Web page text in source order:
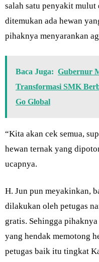
salah satu penyakit
ditemukan ada hewan
pihaknya menyarankan
Baca Juga: Gubernur
Transformasi SMK
Go Global
“Kita akan cek semua,
hewan ternak yang
ucapnya.
H. Jun pun meyakinkan,
dilakukan oleh petugas
gratis. Sehingga
yang hendak memotong
petugas baik itu tingkat